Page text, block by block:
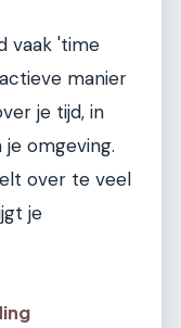
vaak 'time
manier
je tijd, in
omgeving.
over te veel
je